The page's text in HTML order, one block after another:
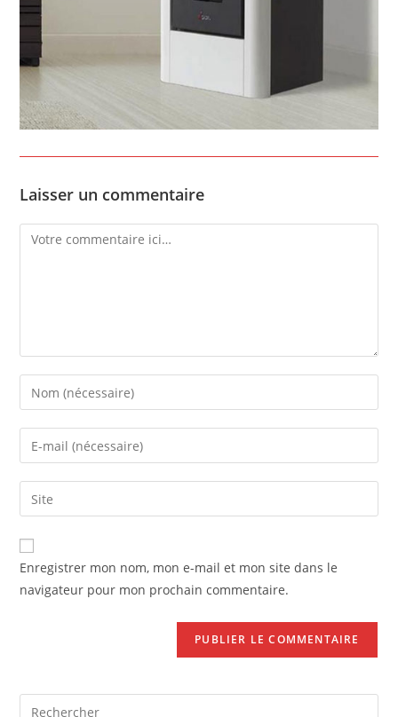
Laisser un commentaire
Comment
Enter
your
name
comment
Enter
your
email
address
comment
Saisir
l’URL
de
votre
(facultatif)
Enregistrer mon nom, mon e-mail et mon site dans le
navigateur pour mon prochain commentaire.